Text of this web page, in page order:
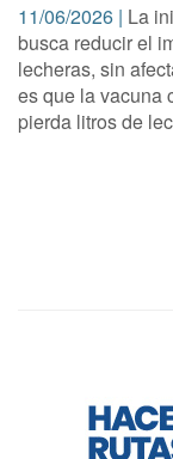
11/06/2026 | La
busca reducir el
lecheras, sin
es que la vacuna
pierda litros de